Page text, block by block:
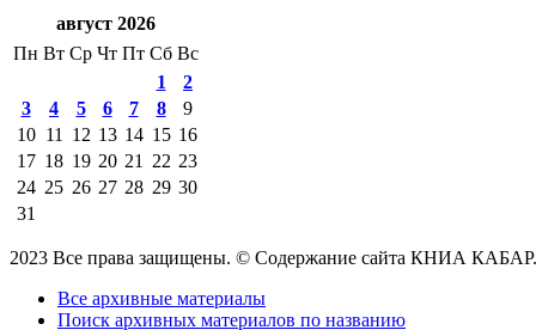
август 2026
Пн Вт Ср Чт Пт Сб Вс
1
2
3
4 5 6 7 8
9
10 11 12 13 14 15 16
17 18 19 20 21 22 23
24 25 26 27 28 29 30
31
2023 Все права защищены. © Содержание сайта КНИА КАБАР.
Все архивные материалы
Поиск архивных материалов по названию